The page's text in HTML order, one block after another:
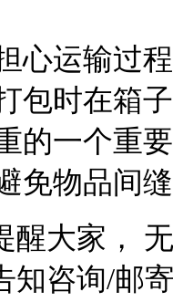
心运输过
包时在箱
的一个重
免物品间
醒大家，
知咨询/邮